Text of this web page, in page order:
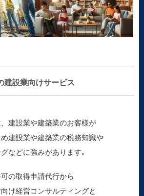
建設業向けサービス
建設業や建築業のお客様が
建設業や建築業の税務知識や
などに強みがあります｡
の取得申請代行から
け経営コンサルティングと